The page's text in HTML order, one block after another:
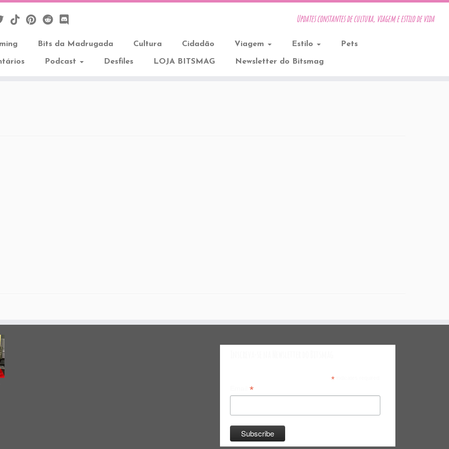
Updates constantes de cultura, viagem e estilo de vida
Bits da Madrugada Cultura Cidadão Viagem Estilo Pets
Podcast Desfiles LOJA BITSMAG Newsletter do Bitsmag
*indicates required
*